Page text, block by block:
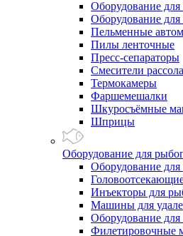
Оборудование для
Оборудование для
Пельменные
Пилы ленточные
Пресс-сепараторы
Смесители рассола
Термокамеры
Фаршемешалки
Шкуросъёмные
Шприцы
Оборудование для
Оборудование
Инъекторы для
Машины для
Оборудование
Филетировочные